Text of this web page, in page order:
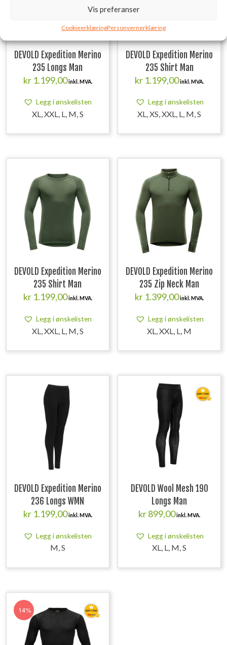
Vis preferanser
CookieerklæringPersonvernerklæring
DEVOLD Expedition Merino
235 Longs Man
kr1.199,00inkl. MVA.
Legg i ønskelisten
XL, XXL, L, M, S
DEVOLD Expedition Merino
235 Shirt Man
kr 1.199,00inkl. MVA.
Legg i ønskelisten
XL, XS, XXL, L, M, S
DEVOLD Expedition Merino
235 Shirt Man
kr1.199,00inkl. MVA.
Legg i ønskelisten
XL, XXL, L, M, S
DEVOLD Expedition Merino
235 Zip Neck Man
kr 1.399,00inkl. MVA.
Legg i ønskelisten
XL, XXL, L, M
DEVOLD Expedition Merino
236 Longs WMN
kr1.199,00inkl. MVA.
Legg i ønskelisten
M, S
DEVOLD Wool Mesh 190
Longs Man
kr899,00inkl. MVA.
Legg i ønskelisten
XL, L, M, S
14%